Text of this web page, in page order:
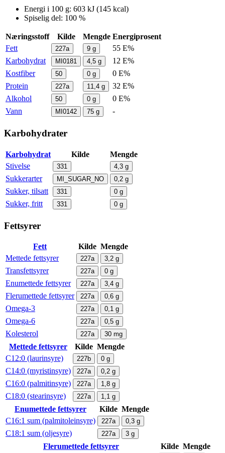
Energi i 100 g: 603 kJ (145 kcal)
Spiselig del: 100 %
Næringsstoff Kilde Mengde Energiprosent
Fett
227a 9 g
55 E%
Karbohydrat
MI0181 4,5 g
12 E%
Kostfiber
50 0 g
0 E%
Protein
227a 11,4 g
32 E%
Alkohol
50 0 g
0 E%
Vann
MI0142 75 g -
Karbohydrater
Karbohydrat Kilde
Mengde
Stivelse
331 4,3 g
Sukkerarter MI_SUGAR_NO 0,2 g
Sukker, tilsatt 331 0 g
Sukker, fritt 331 0 g
Fettsyrer
Fett Kilde Mengde
Mettede fettsyrer
227a 3,2 g
Transfettsyrer 227a 0 g
Enumettede fettsyrer 227a 3,4 g
Flerumettede fettsyrer 227a 0,6 g
Omega-3 227a 0,1 g
Omega-6 227a 0,5 g
Kolesterol 227a 30 mg
Mettede fettsyrer Kilde Mengde
C12:0 (laurinsyre)
227b 0 g
C14:0 (myristinsyre) 227a 0,2 g
C16:0 (palmitinsyre) 227a 1,8 g
C18:0 (stearinsyre) 227a 1,1 g
Enumettede fettsyrer Kilde Mengde
C16:1 sum (palmitoleinsyre)
227a 0,3 g
C18:1 sum (oljesyre) 227a 3 g
Flerumettede fettsyrer Kilde Mengde